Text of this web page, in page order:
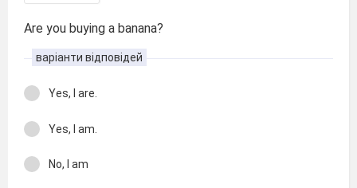
Are you buying a banana?
варіанти відповідей
Yes, I are.
Yes, I am.
No, I am